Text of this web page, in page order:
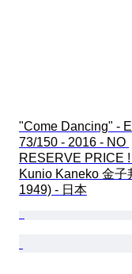
"Come Dancing" -
73/150 - 2016 - NO
RESERVE PRICE !
Kunio Kaneko 金子
1949) - 日本